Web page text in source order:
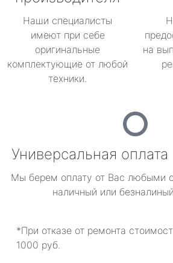
Наши специалисты
имеют при себе
оригинальные
комплектующие от любой
техники.
на
Универсальная
Мы берем оплату от Вас любыми
наличный или
*При отказе от ремонта
1000 руб.